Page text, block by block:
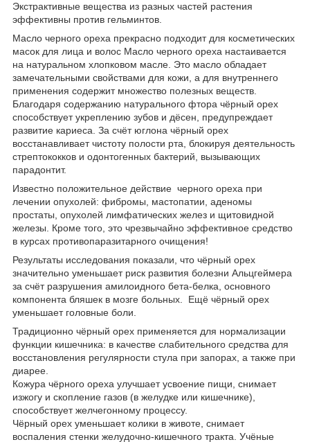
Экстрактивные вещества из разных частей растения
эффективны против гельминтов.
Масло черного ореха прекрасно подходит для косметических
масок для лица и волос Масло черного ореха настаивается
на натуральном хлопковом масле. Это масло обладает
замечательными свойствами для кожи, а для внутреннего
применения содержит множество полезных веществ.
Благодаря содержанию натурального фтора чёрный орех
способствует укреплению зубов и дёсен, предупреждает
развитие кариеса. За счёт юглона чёрный орех
восстанавливает чистоту полости рта, блокируя деятельность
стрептококков и одонтогенных бактерий, вызывающих
парадонтит.
Известно положительное действие черного ореха при
лечении опухолей: фибромы, мастопатии, аденомы
простаты, опухолей лимфатических желез и щитовидной
железы. Кроме того, это чрезвычайно эффективное средство
в курсах противопаразитарного очищения!
Результаты исследования показали, что чёрный орех
значительно уменьшает риск развития болезни Альцгеймера
за счёт разрушения амилоидного бета-белка, основного
компонента бляшек в мозге больных. Ещё чёрный орех
уменьшает головные боли.
Традиционно чёрный орех применяется для нормализации
функции кишечника: в качестве слабительного средства для
восстановления регулярности стула при запорах, а также при
диарее.
Кожура чёрного ореха улучшает усвоение пищи, снимает
изжогу и скопление газов (в желудке или кишечнике),
способствует желчегонному процессу.
Чёрный орех уменьшает колики в животе, снимает
воспаления стенки желудочно-кишечного тракта. Учёные